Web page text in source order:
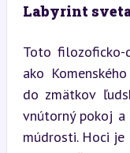
Labyrint
Toto filozoficko-
ako
do zmätkov
vnútorný pokoj
múdrosti. Hoci